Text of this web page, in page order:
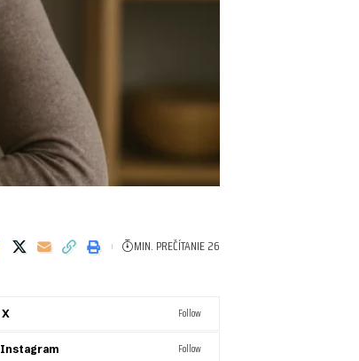
MIN. PREČÍTANIE 26
X Follow
Instagram Follow